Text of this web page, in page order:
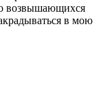
возвышающихся
в мою